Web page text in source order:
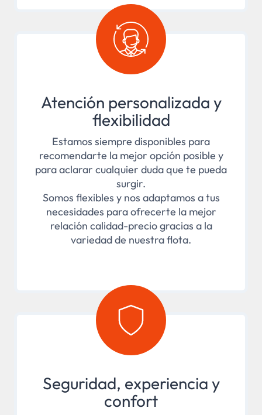
Atención personalizada y
flexibilidad
Estamos siempre disponibles para
recomendarte la mejor opción posible y
para aclarar cualquier duda que te pueda
surgir.
Somos flexibles y nos adaptamos a tus
necesidades para ofrecerte la mejor
relación calidad-precio gracias a la
variedad de nuestra flota.
Seguridad, experiencia y
confort